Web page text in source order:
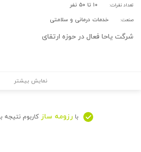
تعداد نفرات: ۱۰ تا ۵۰ نفر
صنعت: خدمات درمانی و سلامتی
شرگت یاحا فعال در حوزه ارتقای
نمایش بیشتر
با رزومه ساز کاربوم نتیجه